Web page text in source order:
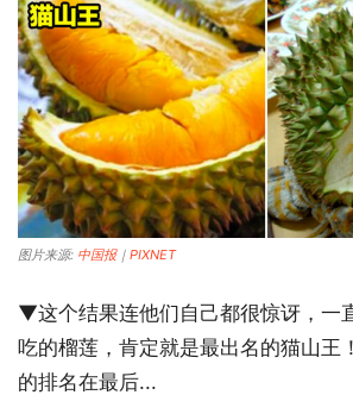
图片来源: 中国报｜ PIXNET
▼这个结果连他们自己都很惊讶，一
吃的榴莲，肯定就是最出名的猫山王
的排名在最后...